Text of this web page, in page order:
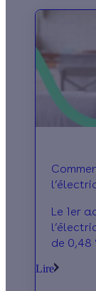
une
Le 1er
de 0,48
d’un
Lire